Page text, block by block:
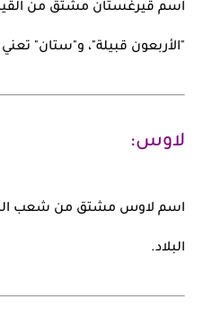
اسم قيرغستان مشتق من
"الأربعون قبيلة"، و"ستان"
لاوس:
اسم لاوس مشتق من شعب
البلاد.